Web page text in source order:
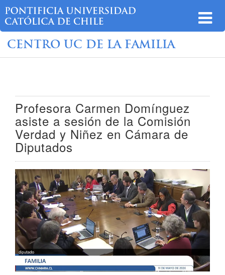
CENTRO UC DE LA FAMILIA
Profesora Carmen Domínguez
asiste a sesión de la Comisión
Verdad y Niñez en Cámara de
Diputados